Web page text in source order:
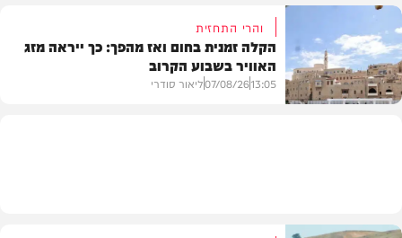
פוליטי
והרי התחזית
הקלה זמנית בחום ואז מהפך: כך ייראה מזג
האוויר בשבוע הקרוב
13:05
07/08/26ליאור סודרי